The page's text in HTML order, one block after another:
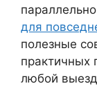
для
полезные
практичных
любой